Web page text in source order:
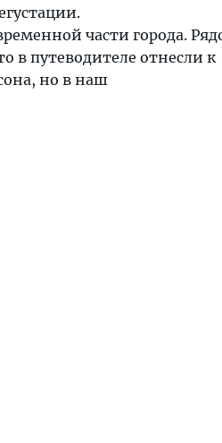
части города.
путеводителе отнесли к
но в наш